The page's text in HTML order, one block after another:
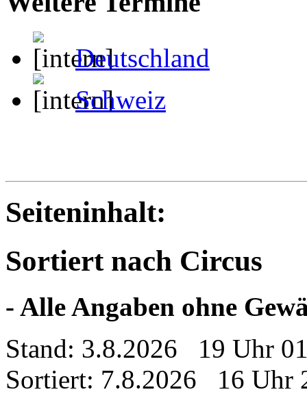
Deutschland
Schweiz
Seiteninhalt:
Sortiert nach Circus
- Alle Angaben ohne
Stand: 3.8.2026 19 Uhr
Sortiert: 7.8.2026 16 Uhr